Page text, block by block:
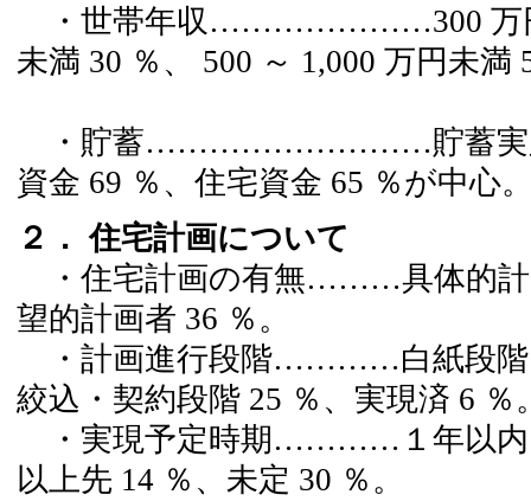
・世帯年収…………………300 万円
未満 30 ％、 500 ～ 1,000 万円未満
・貯蓄………………………貯蓄実践
資金 69 ％、住宅資金 65 ％が中心
２． 住宅計画について
・住宅計画の有無………具体的計
望的計画者 36 ％。
・計画進行段階…………白紙段階
絞込・契約段階 25 ％、実現済 6 ％
・実現予定時期…………１年以内
以上先 14 ％、未定 30 ％。